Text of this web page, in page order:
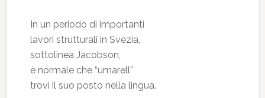
In un periodo di importanti
lavori strutturali in Svezia,
sottolinea Jacobson,
è normale che “umarell”
trovi il suo posto nella lingua.